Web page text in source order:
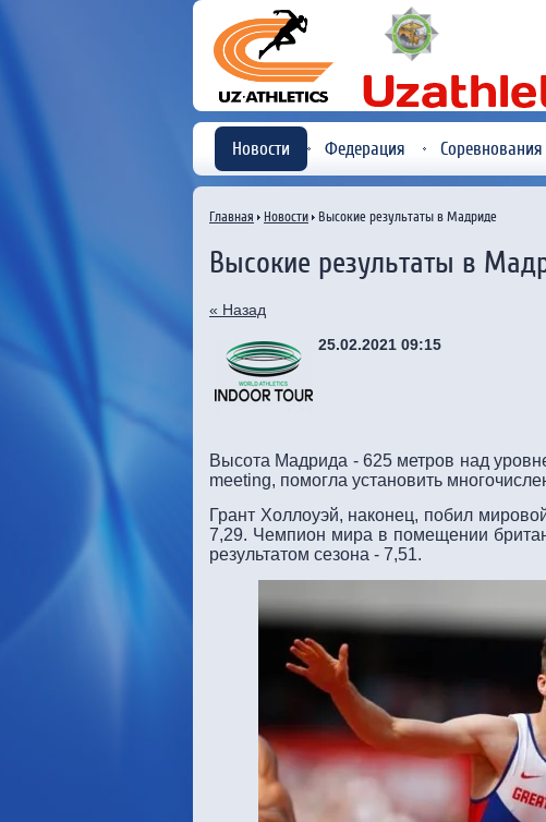
Новости Федерация Соревнования
Главная Новости Высокие результаты в Мадриде
Высокие результаты в
« Назад
25.02.2021 09:15
Высота Мадрида - 625 метров над
meeting, помогла установить
Грант Холлоуэй, наконец, побил
7,29. Чемпион мира в помещении
результатом сезона - 7,51.